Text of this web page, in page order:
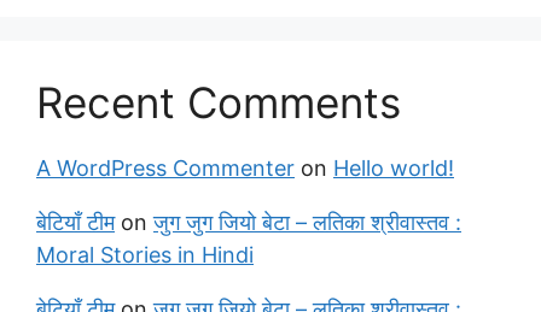
Recent Comments
A WordPress Commenter on Hello world!
बेटियाँ टीमonजुग जुग जियो बेटा – लतिका श्रीवास्तव :
Moral Stories in Hindi